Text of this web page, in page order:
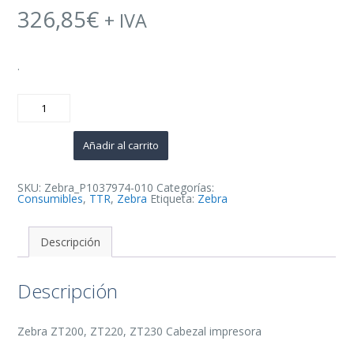
326,85€ + IVA
.
ZT200,
P1037974-
010
Añadir al carrito
SKU: Zebra_P1037974-010 Categorías:
Consumibles, TTR, Zebra Etiqueta: Zebra
Descripción
Descripción
Zebra ZT200, ZT220, ZT230 Cabezal impresora